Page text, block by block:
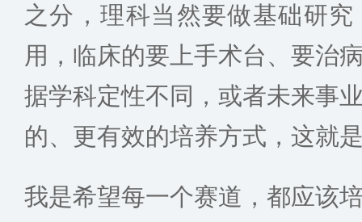
之分，理科当然要做基础研
用，临床的要上手术台、要治
据学科定性不同，或者未来事
的、更有效的培养方式，这就
我是希望每一个赛道，都应该